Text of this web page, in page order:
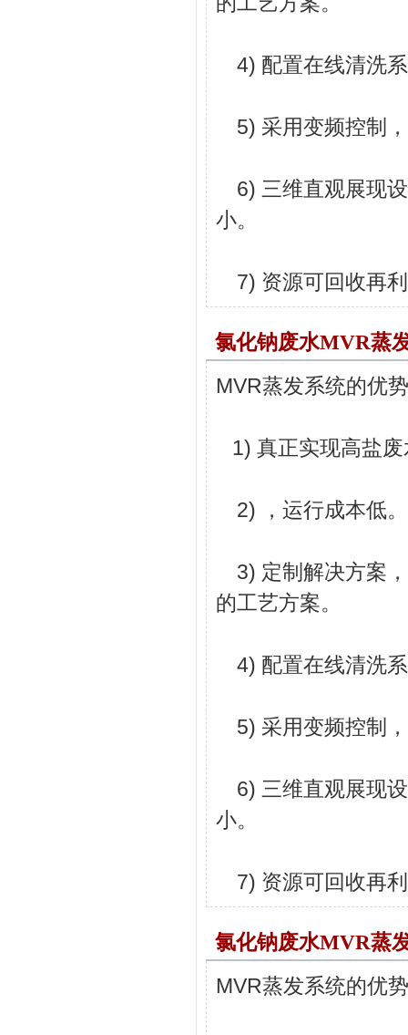
4) 配置在线清洗
5) 采用变频控制
6) 三维直观展现
小。
7) 资源可回收再
氯化钠废水MVR蒸
MVR蒸发系统的优
1) 真正实现高盐废
2) ，运行成本低。
3) 定制解决方案
的工艺方案。
4) 配置在线清洗
5) 采用变频控制
6) 三维直观展现
小。
7) 资源可回收再
氯化钠废水MVR蒸
MVR蒸发系统的优